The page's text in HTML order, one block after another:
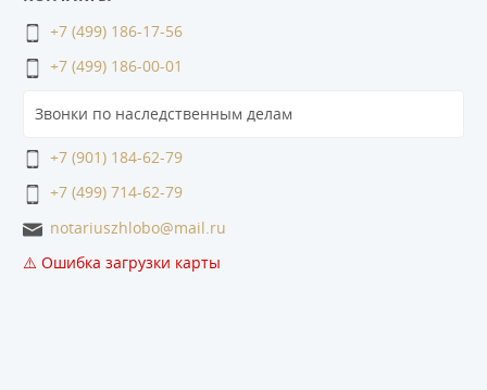
+7 (499) 186-17-56
+7 (499) 186-00-01
Звонки по наследственным делам
+7 (901) 184-62-79
+7 (499) 714-62-79
notariuszhlobo@mail.ru
⚠️ Ошибка загрузки карты